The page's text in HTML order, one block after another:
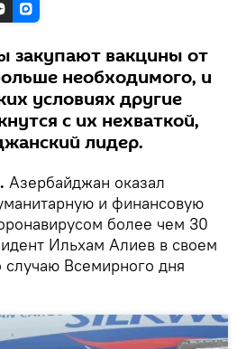
закупают вакцины от
необходимого, и
условиях другие
с их нехваткой,
лидер.
Азербайджан оказал
и финансовую
более чем 30
Ильхам Алиев в своем
случаю Всемирного дня